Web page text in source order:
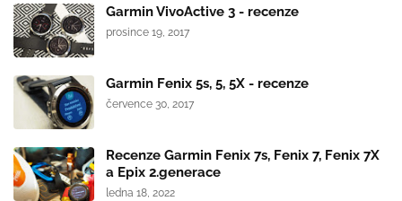
Garmin VivoActive 3 - recenze
prosince 19, 2017
Garmin Fenix 5s, 5, 5X - recenze
července 30, 2017
Recenze Garmin Fenix 7s, Fenix 7, Fenix 7X
a Epix 2.generace
ledna 18, 2022